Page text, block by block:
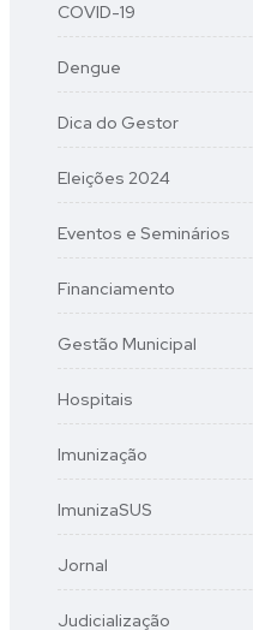
COVID-19
Dengue
Dica do Gestor
Eleições 2024
Eventos e Seminários
Financiamento
Gestão Municipal
Hospitais
Imunização
ImunizaSUS
Jornal
Judicialização